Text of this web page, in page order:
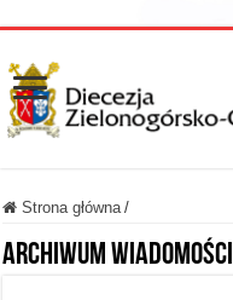
Strona główna /
Archiwum wiadomości